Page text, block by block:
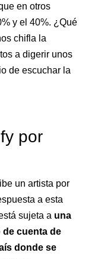
en otros
y el 40%. ¿Qué
chifla la
a digerir unos
de escuchar la
por
un artista por
a esta
sujeta a una
cuenta de
donde se